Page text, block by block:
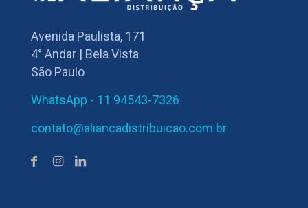
Avenida Paulista, 171
4° Andar | Bela Vista
São Paulo
WhatsApp - 11 94543-7326
contato@aliancadistribuicao.com.br